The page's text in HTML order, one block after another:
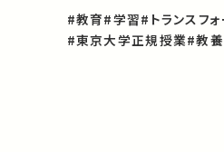
#教育#学習#トランスフ
#東京大学正規授業#教